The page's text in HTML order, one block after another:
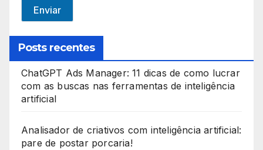
a
s
+
Enviar
Posts recentes
ChatGPT Ads Manager: 11 dicas de como lucrar
com as buscas nas ferramentas de inteligência
artificial
Analisador de criativos com inteligência artificial:
pare de postar porcaria!